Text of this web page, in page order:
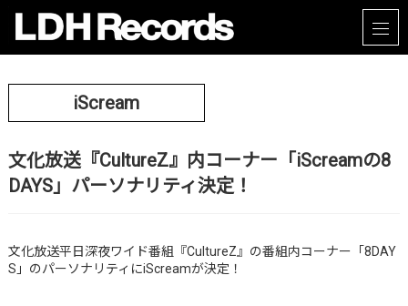
iScream
文化放送『CultureZ』内コーナー「iScreamの8
DAYS」パーソナリティ決定！
文化放送平日深夜ワイド番組『CultureZ』の番組内コーナー「8DAY
S」のパーソナリティにiScreamが決定！